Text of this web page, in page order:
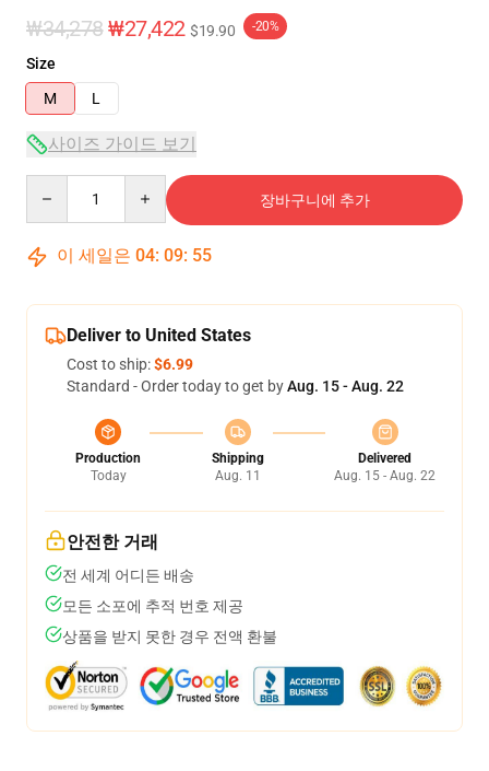
₩34,278₩27,422 $19.90 -20%
Size
M
L
사이즈 가이드 보기
장바구니에 추가
이 세일은 04: 09: 54
Deliver to United States
Cost to ship:$6.99
Standard - Order today to get byAug. 15 - Aug. 22
Production
Today
Shipping
Aug. 11
Delivered
Aug. 15 - Aug. 22
안전한 거래
전 세계 어디든 배송
모든 소포에 추적 번호 제공
상품을 받지 못한 경우 전액 환불